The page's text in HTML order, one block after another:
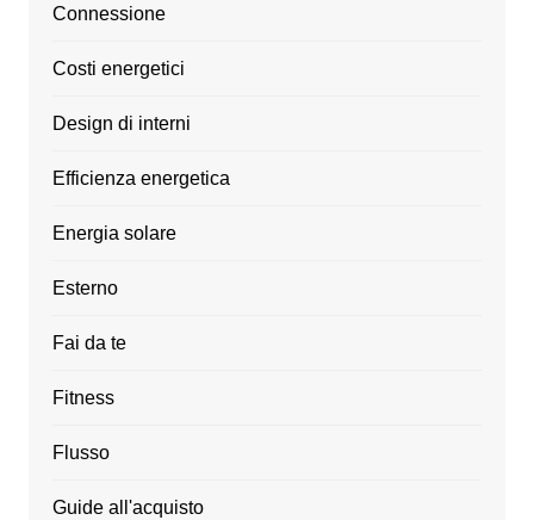
Connessione
Costi energetici
Design di interni
Efficienza energetica
Energia solare
Esterno
Fai da te
Fitness
Flusso
Guide all'acquisto